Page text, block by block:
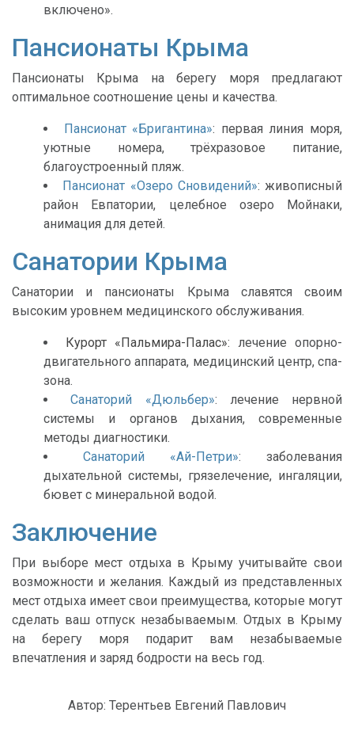
включено».
Пансионаты Крыма
Пансионаты Крыма на берегу моря предлагают
оптимальное соотношение цены и качества.
Пансионат «Бригантина»: первая линия моря,
уютные номера, трёхразовое питание,
благоустроенный пляж.
Пансионат «Озеро Сновидений»: живописный
район Евпатории, целебное озеро Мойнаки,
анимация для детей.
Санатории Крыма
Санатории и пансионаты Крыма славятся своим
высоким уровнем медицинского обслуживания.
Курорт «Пальмира-Палас»: лечение опорно-
двигательного аппарата, медицинский центр, спа-
зона.
Санаторий «Дюльбер»: лечение нервной
системы и органов дыхания, современные
методы диагностики.
Санаторий «Ай-Петри»: заболевания
дыхательной системы, грязелечение, ингаляции,
бювет с минеральной водой.
Заключение
При выборе мест отдыха в Крыму учитывайте свои
возможности и желания. Каждый из представленных
мест отдыха имеет свои преимущества, которые могут
сделать ваш отпуск незабываемым. Отдых в Крыму
на берегу моря подарит вам незабываемые
впечатления и заряд бодрости на весь год.
Автор: Терентьев Евгений Павлович